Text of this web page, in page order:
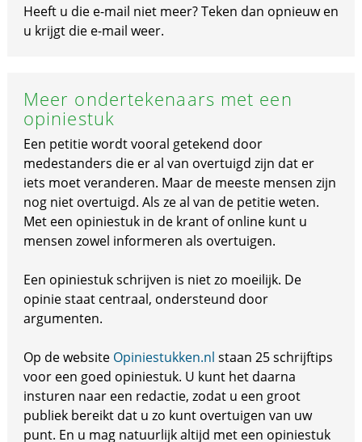
Heeft u die e-mail niet meer? Teken dan opnieuw en
u krijgt die e-mail weer.
Meer ondertekenaars met een
opiniestuk
Een petitie wordt vooral getekend door
medestanders die er al van overtuigd zijn dat er
iets moet veranderen. Maar de meeste mensen zijn
nog niet overtuigd. Als ze al van de petitie weten.
Met een opiniestuk in de krant of online kunt u
mensen zowel informeren als overtuigen.
Een opiniestuk schrijven is niet zo moeilijk. De
opinie staat centraal, ondersteund door
argumenten.
Op de website Opiniestukken.nl staan 25 schrijftips
voor een goed opiniestuk. U kunt het daarna
insturen naar een redactie, zodat u een groot
publiek bereikt dat u zo kunt overtuigen van uw
punt. En u mag natuurlijk altijd met een opiniestuk